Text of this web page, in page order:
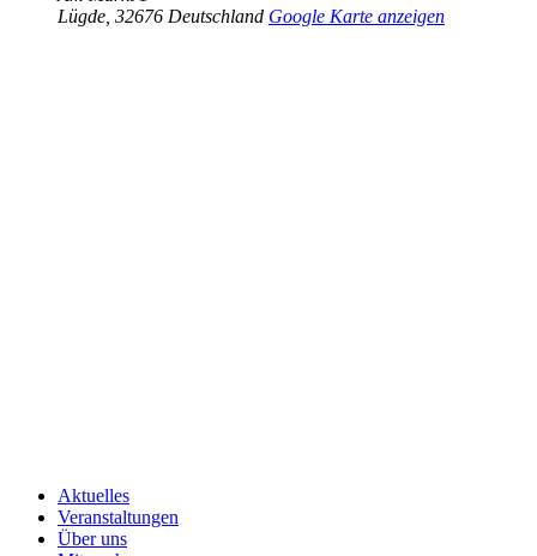
Lügde, 32676 Deutschland Google Karte anzeigen
Aktuelles
Veranstaltungen
Über uns